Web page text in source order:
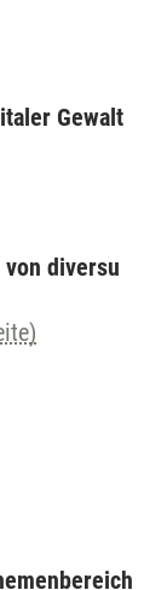
Gewalt
diversu